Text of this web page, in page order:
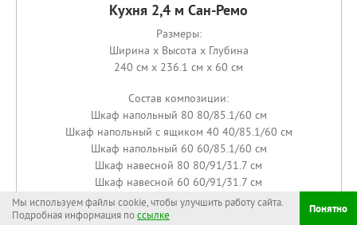
Кухня 2,4 м Сан-Ремо
Размеры:
Ширина x Высота x Глубина
240 см x 236.1 см x 60 см
Состав композиции:
Шкаф напольный 80 80/85.1/60 см
Шкаф напольный с ящиком 40 40/85.1/60 см
Шкаф напольный 60 60/85.1/60 см
Шкаф навесной 80 80/91/31.7 см
Шкаф навесной 60 60/91/31.7 см
Шкаф навесной 40 40/91/31.7 см
Мы используем файлы cookie, чтобы улучшить работу сайта.
Подробная информация поссылке Понятно